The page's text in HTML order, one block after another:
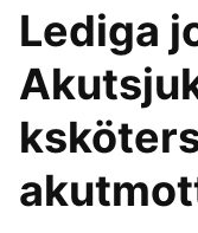
Lediga